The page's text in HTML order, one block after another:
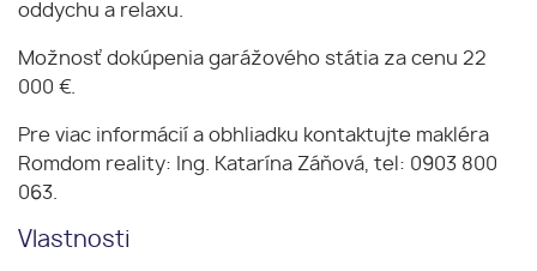
oddychu a relaxu.
Možnosť dokúpenia garážového státia za cenu 22
000 €.
Pre viac informácií a obhliadku kontaktujte makléra
Romdom reality: Ing. Katarína Záňová, tel: 0903 800
063.
Vlastnosti